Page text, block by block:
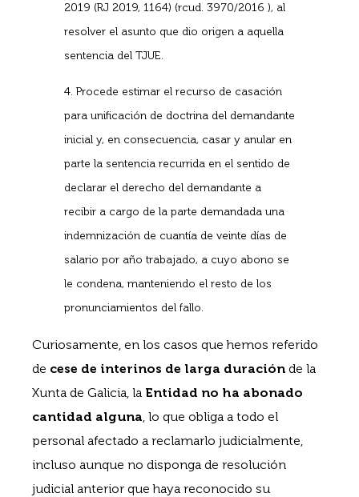
2019 (RJ 2019, 1164) (rcud. 3970/2016 ), al
resolver el asunto que dio origen a aquella
sentencia del TJUE.
4. Procede estimar el recurso de casación
para unificación de doctrina del demandante
inicial y, en consecuencia, casar y anular en
parte la sentencia recurrida en el sentido de
declarar el derecho del demandante a
recibir a cargo de la parte demandada una
indemnización de cuantía de veinte días de
salario por año trabajado, a cuyo abono se
le condena, manteniendo el resto de los
pronunciamientos del fallo.
Curiosamente, en los casos que hemos referido
de cese de interinos de larga duración de la
Xunta de Galicia, la Entidad no ha abonado
cantidad alguna, lo que obliga a todo el
personal afectado a reclamarlo judicialmente,
incluso aunque no disponga de resolución
judicial anterior que haya reconocido su